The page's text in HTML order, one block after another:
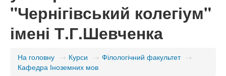
"Чернігівський колегіум"
імені Т.Г.Шевченка
На головну → Курси → Філологічний факультет →
Кафедра Іноземних мов